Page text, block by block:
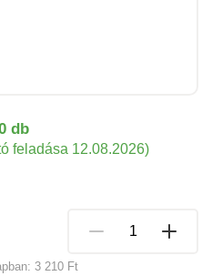
3 210 Ft
db
feladása 12.08.2026)